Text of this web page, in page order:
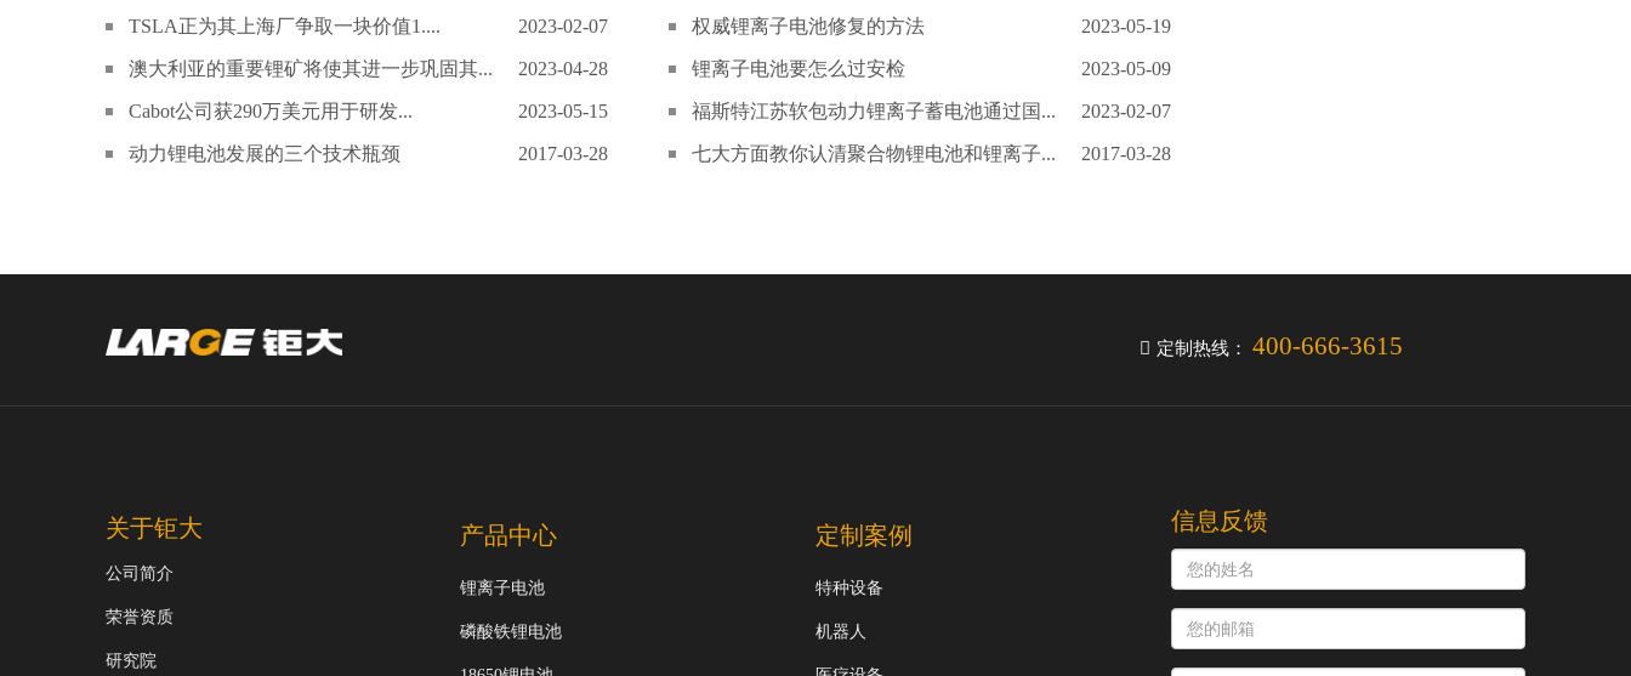
TSLA正为其上海厂争取一块价值1.... 2023-02-07 权威锂离子电池修复的方法 2023-05-19
澳大利亚的重要锂矿将使其进一步巩固其... 2023-04-28 锂离子电池要怎么过安检 2023-05-09
Cabot公司获290万美元用于研发... 2023-05-15 福斯特江苏软包动力锂离子蓄电池通过国... 2023-02-07
动力锂电池发展的三个技术瓶颈 2017-03-28 七大方面教你认清聚合物锂电池和锂离子... 2017-03-28
定制热线： 400-666-3615
关于钜大
公司简介
荣誉资质
研究院
产品中心
锂离子电池
磷酸铁锂电池
定制案例
特种设备
机器人
信息反馈